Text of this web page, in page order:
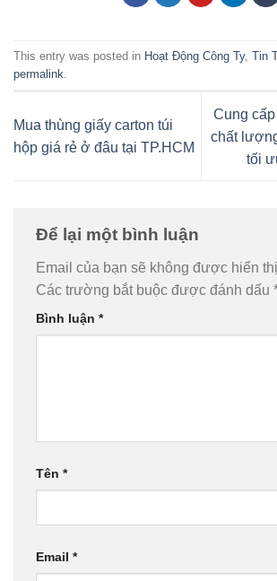
This entry was posted in Hoạt Động Công Ty, Tin
permalink
Mua thùng giấy carton túi
hộp giá rẻ ở đâu tại TP.HCM
Cung
chất
tối
Để lại một bình luận
Email của bạn sẽ không được hiển
Các trường bắt buộc được đánh dấu
Bình luận *
Tên *
Email *